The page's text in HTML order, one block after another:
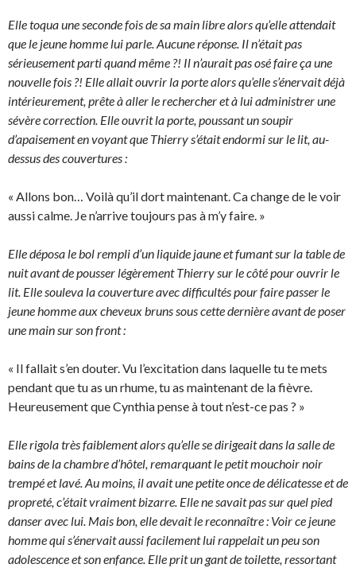
Elle toqua une seconde fois de sa main libre alors qu’elle attendait
que le jeune homme lui parle. Aucune réponse. Il n’était pas
sérieusement parti quand même ?! Il n’aurait pas osé faire ça une
nouvelle fois ?! Elle allait ouvrir la porte alors qu’elle s’énervait déjà
intérieurement, prête à aller le rechercher et à lui administrer une
sévère correction. Elle ouvrit la porte, poussant un soupir
d’apaisement en voyant que Thierry s’était endormi sur le lit, au-
dessus des couvertures :
« Allons bon… Voilà qu’il dort maintenant. Ca change de le voir
aussi calme. Je n’arrive toujours pas à m’y faire. »
Elle déposa le bol rempli d’un liquide jaune et fumant sur la table de
nuit avant de pousser légèrement Thierry sur le côté pour ouvrir le
lit. Elle souleva la couverture avec difficultés pour faire passer le
jeune homme aux cheveux bruns sous cette dernière avant de poser
une main sur son front :
« Il fallait s’en douter. Vu l’excitation dans laquelle tu te mets
pendant que tu as un rhume, tu as maintenant de la fièvre.
Heureusement que Cynthia pense à tout n’est-ce pas ? »
Elle rigola très faiblement alors qu’elle se dirigeait dans la salle de
bains de la chambre d’hôtel, remarquant le petit mouchoir noir
trempé et lavé. Au moins, il avait une petite once de délicatesse et de
propreté, c’était vraiment bizarre. Elle ne savait pas sur quel pied
danser avec lui. Mais bon, elle devait le reconnaître : Voir ce jeune
homme qui s’énervait aussi facilement lui rappelait un peu son
adolescence et son enfance. Elle prit un gant de toilette, ressortant